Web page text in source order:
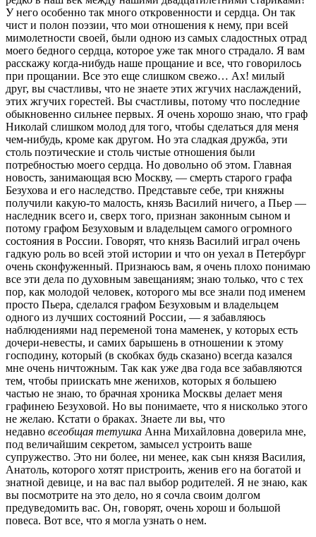
У него особенно так много откровенности и сердца. Он так
чист и полон поэзии, что мои отношения к нему, при всей
мимолетности своей, были одною из самых сладостных отрад
моего бедного сердца, которое уже так много страдало. Я вам
расскажу когда-нибудь наше прощание и все, что говорилось
при прощании. Все это еще слишком свежо… Ах! милый
друг, вы счастливы, что не знаете этих жгучих наслаждений,
этих жгучих горестей. Вы счастливы, потому что последние
обыкновенно сильнее первых. Я очень хорошо знаю, что граф
Николай слишком молод для того, чтобы сделаться для меня
чем-нибудь, кроме как другом. Но эта сладкая дружба, эти
столь поэтические и столь чистые отношения были
потребностью моего сердца. Но довольно об этом. Главная
новость, занимающая всю Москву, — смерть старого графа
Безухова и его наследство. Представьте себе, три княжны
получили какую-то малость, князь Василий ничего, а Пьер —
наследник всего и, сверх того, признан законным сыном и
потому графом Безуховым и владельцем самого огромного
состояния в России. Говорят, что князь Василий играл очень
гадкую роль во всей этой истории и что он уехал в Петербург
очень сконфуженный. Признаюсь вам, я очень плохо понимаю
все эти дела по духовным завещаниям; знаю только, что с тех
пор, как молодой человек, которого мы все знали под именем
просто Пьера, сделался графом Безуховым и владельцем
одного из лучших состояний России, — я забавляюсь
наблюдениями над переменой тона маменек, у которых есть
дочери-невесты, и самих барышень в отношении к этому
господину, который (в скобках будь сказано) всегда казался
мне очень ничтожным. Так как уже два года все забавляются
тем, чтобы приискать мне женихов, которых я большею
частью не знаю, то брачная хроника Москвы делает меня
графинею Безуховой. Но вы понимаете, что я нисколько этого
не желаю. Кстати о браках. Знаете ли вы, что
недавно всеобщая тетушка Анна Михайловна доверила мне,
под величайшим секретом, замысел устроить ваше
супружество. Это ни более, ни менее, как сын князя Василия,
Анатоль, которого хотят пристроить, женив его на богатой и
знатной девице, и на вас пал выбор родителей. Я не знаю, как
вы посмотрите на это дело, но я сочла своим долгом
предуведомить вас. Он, говорят, очень хорош и большой
повеса. Вот все, что я могла узнать о нем.